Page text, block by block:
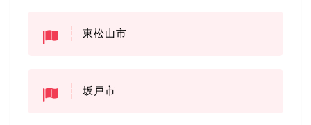
東松山市
坂戸市